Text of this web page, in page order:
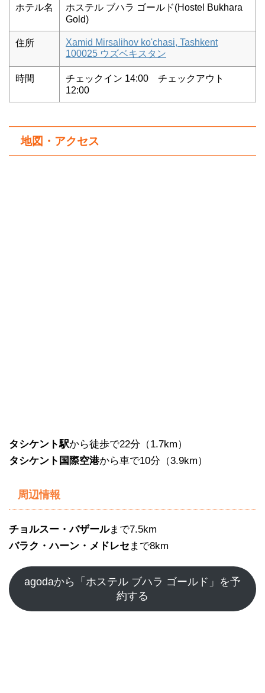
ホテル名
ホステル ブハラ ゴールド(Hostel Bukhara
Gold)
住所
Xamid Mirsalihov ko'chasi, Tashkent
100025 ウズベキスタン
時間
チェックイン 14:00 チェックアウト
12:00
地図・アクセス
タシケント駅から徒歩で22分（1.7km）
タシケント国際空港から車で10分（3.9km）
周辺情報
チョルスー・バザールまで7.5km
バラク・ハーン・メドレセ まで8km
agodaから「ホステル ブハラ ゴールド」を予
約する